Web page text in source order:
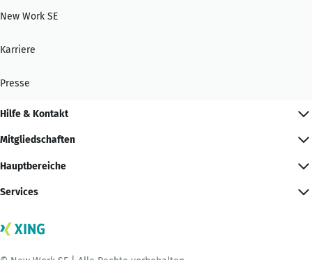
New Work SE
Karriere
Presse
Hilfe & Kontakt
Mitgliedschaften
Hauptbereiche
Services